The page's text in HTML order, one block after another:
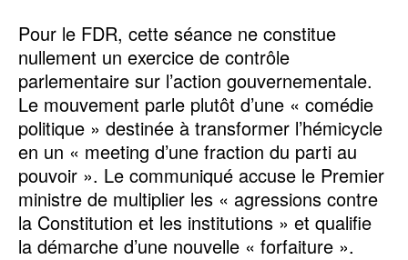
Pour le FDR, cette séance ne constitue
nullement un exercice de contrôle
parlementaire sur l’action gouvernementale.
Le mouvement parle plutôt d’une « comédie
politique » destinée à transformer l’hémicycle
en un « meeting d’une fraction du parti au
pouvoir ». Le communiqué accuse le Premier
ministre de multiplier les « agressions contre
la Constitution et les institutions » et qualifie
la démarche d’une nouvelle « forfaiture ».